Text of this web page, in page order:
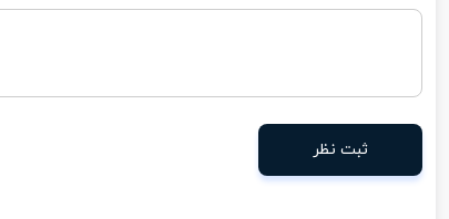
ثبت نظر